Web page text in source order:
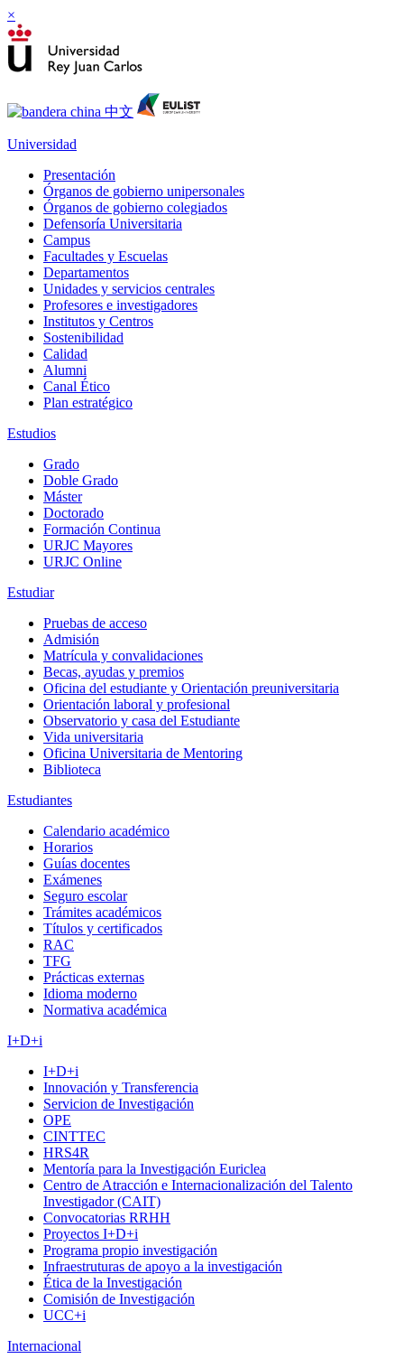
×
Universidad
Presentación
Órganos de gobierno unipersonales
Órganos de gobierno colegiados
Defensoría Universitaria
Campus
Facultades y Escuelas
Departamentos
Unidades y servicios centrales
Profesores e investigadores
Institutos y Centros
Sostenibilidad
Calidad
Alumni
Canal Ético
Plan estratégico
Estudios
Grado
Doble Grado
Máster
Doctorado
Formación Continua
URJC Mayores
URJC Online
Estudiar
Pruebas de acceso
Admisión
Matrícula y convalidaciones
Becas, ayudas y premios
Oficina del estudiante y Orientación preuniversitaria
Orientación laboral y profesional
Observatorio y casa del Estudiante
Vida universitaria
Oficina Universitaria de Mentoring
Biblioteca
Estudiantes
Calendario académico
Horarios
Guías docentes
Exámenes
Seguro escolar
Trámites académicos
Títulos y certificados
RAC
TFG
Prácticas externas
Idioma moderno
Normativa académica
I+D+i
I+D+i
Innovación y Transferencia
Servicion de Investigación
OPE
CINTTEC
HRS4R
Mentoría para la Investigación Euriclea
Centro de Atracción e Internacionalización del Talento
Investigador (CAIT)
Convocatorias RRHH
Proyectos I+D+i
Programa propio investigación
Infraestruturas de apoyo a la investigación
Ética de la Investigación
Comisión de Investigación
UCC+i
Internacional